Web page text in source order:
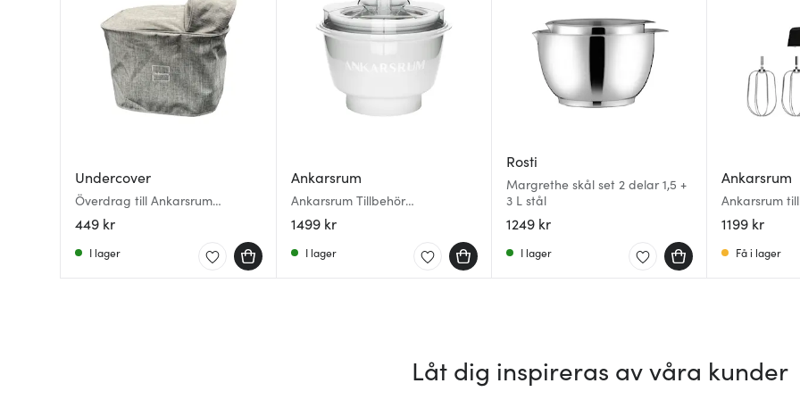
Undercover
Överdrag till Ankarsrum
Köksmaskin
449 kr
I lager
Ankarsrum
Ankarsrum Tillbehör
Glassmaskin 1,5 L Vit
1499 kr
I lager
Rosti
Margrethe skål set 2 delar 1,5 +
3 L stål
1249 kr
I lager
Ankarsrum
Ankarsrum
vispset
1199 kr
Få i lager
Låt dig inspireras av våra kunder